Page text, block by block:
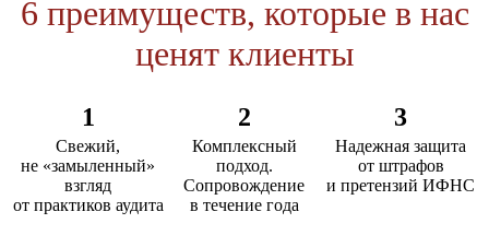
6 преимуществ, которые в нас
ценят клиенты
1 2 3
Свежий,
не «замыленный»
взгляд
от практиков аудита
Комплексный
подход.
Сопровождение
в течение года
Надежная защита
от штрафов
и претензий ИФНС